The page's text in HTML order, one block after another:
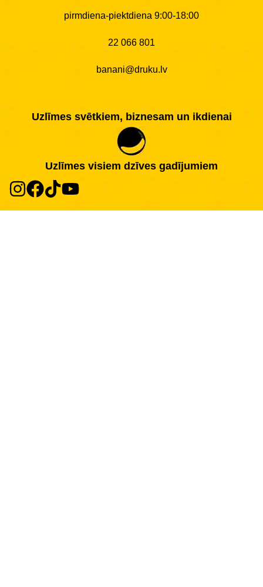
pirmdiena-piektdiena 9:00-18:00
22 066 801
banani@druku.lv
Uzlīmes svētkiem, biznesam un ikdienai
Uzlīmes visiem dzīves gadījumiem